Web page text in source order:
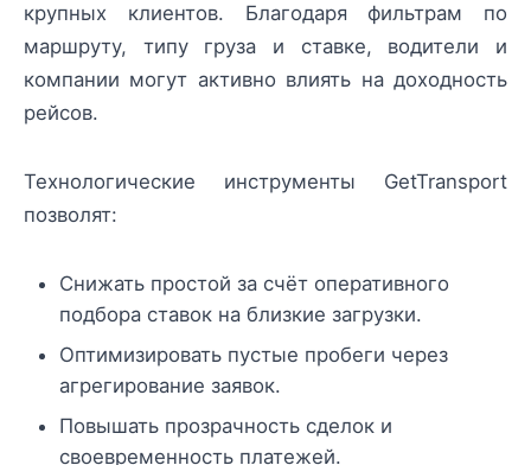
крупных клиентов. Благодаря фильтрам по
маршруту, типу груза и ставке, водители и
компании могут активно влиять на доходность
рейсов.
Технологические инструменты GetTransport
позволят:
Снижать простой за счёт оперативного
подбора ставок на близкие загрузки.
Оптимизировать пустые пробеги через
агрегирование заявок.
Повышать прозрачность сделок и
своевременность платежей.